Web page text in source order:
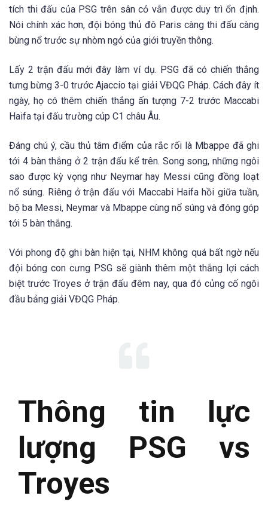
tích thi đấu của PSG trên sân cỏ vẫn được duy trì ổn định.
Nói chính xác hơn, đội bóng thủ đô Paris càng thi đấu càng
bùng nổ trước sự nhòm ngó của giới truyền thông.
Lấy 2 trận đấu mới đây làm ví dụ. PSG đã có chiến thắng
tưng bừng 3-0 trước Ajaccio tại giải VĐQG Pháp. Cách đây ít
ngày, họ có thêm chiến thắng ấn tượng 7-2 trước Maccabi
Haifa tại đấu trường cúp C1 châu Âu.
Đáng chú ý, cầu thủ tâm điểm của rắc rối là Mbappe đã ghi
tới 4 bàn thắng ở 2 trận đấu kể trên. Song song, những ngôi
sao được kỳ vọng như Neymar hay Messi cũng đồng loạt
nổ súng. Riêng ở trận đấu với Maccabi Haifa hồi giữa tuần,
bộ ba Messi, Neymar và Mbappe cùng nổ súng và đóng góp
tới 5 bàn thắng.
Với phong độ ghi bàn hiện tại, NHM không quá bất ngờ nếu
đội bóng con cưng PSG sẽ giành thêm một thắng lợi cách
biệt trước Troyes ở trận đấu đêm nay, qua đó củng cố ngôi
đầu bảng giải VĐQG Pháp.
Thông tin lực
lượng PSG vs
Troyes